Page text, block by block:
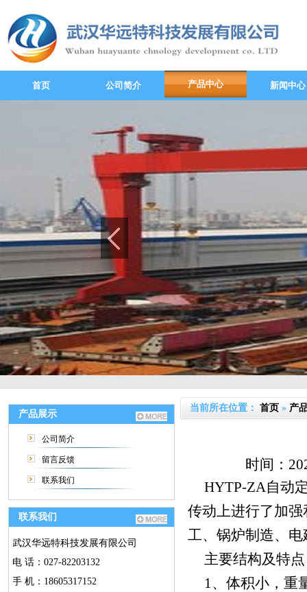
首页 公司简介 产品中心 新闻中心
产品展示
公司简介
留言反馈
联系我们
联系我们
武汉华远特科技发展有限公司
电 话：027-82203132
手 机：18605317152
当前所在位置： 首页 » 产
时间：
HYTP-ZA自动
传动上进行了加
工、锅炉制造、
主要结构及特
1、体积小，重